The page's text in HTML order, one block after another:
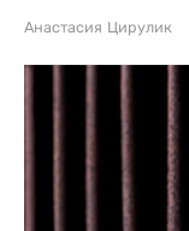
Анастасия Цирулик